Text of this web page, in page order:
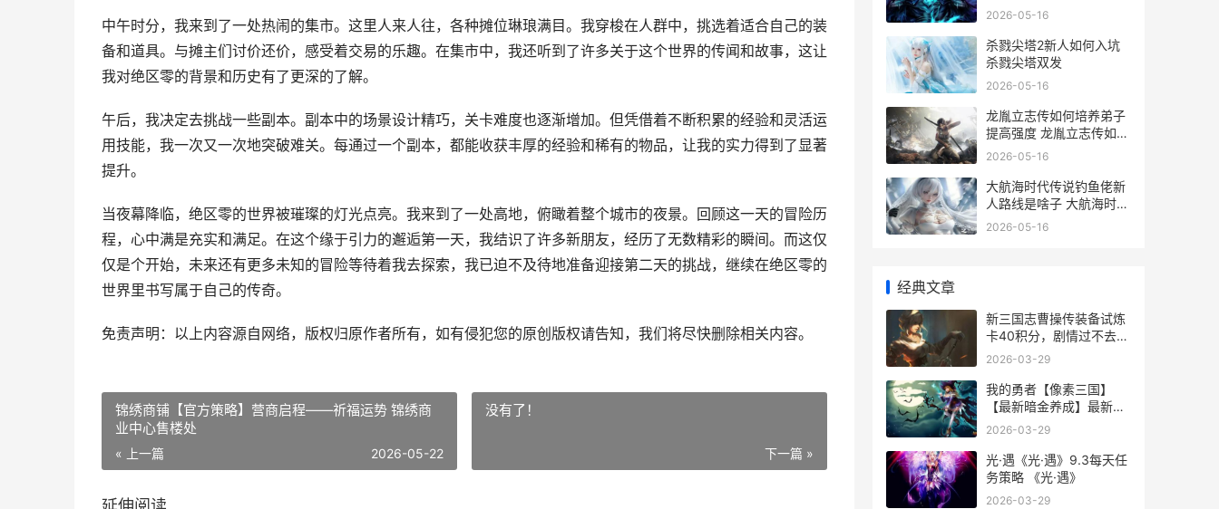
中午时分，我来到了一处热闹的集市。这里人来人往，各种摊位琳琅满目。我穿梭在人群中，挑选着适合自己的装
备和道具。与摊主们讨价还价，感受着交易的乐趣。在集市中，我还听到了许多关于这个世界的传闻和故事，这让
我对绝区零的背景和历史有了更深的了解。
午后，我决定去挑战一些副本。副本中的场景设计精巧，关卡难度也逐渐增加。但凭借着不断积累的经验和灵活运
用技能，我一次又一次地突破难关。每通过一个副本，都能收获丰厚的经验和稀有的物品，让我的实力得到了显著
提升。
当夜幕降临，绝区零的世界被璀璨的灯光点亮。我来到了一处高地，俯瞰着整个城市的夜景。回顾这一天的冒险历
程，心中满是充实和满足。在这个缘于引力的邂逅第一天，我结识了许多新朋友，经历了无数精彩的瞬间。而这仅
仅是个开始，未来还有更多未知的冒险等待着我去探索，我已迫不及待地准备迎接第二天的挑战，继续在绝区零的
世界里书写属于自己的传奇。
免责声明：以上内容源自网络，版权归原作者所有，如有侵犯您的原创版权请告知，我们将尽快删除相关内容。
锦绣商铺【官方策略】营商启程——祈福运势 锦绣商
业中心售楼处
« 上一篇 2026-05-22
没有了！
下一篇 »
图丁的获取方法
2026-05-16
杀戮尖塔2新人如何入坑
杀戮尖塔双发
2026-05-16
龙胤立志传如何培养弟子
提高强度 龙胤立志传如何
攻击城镇
2026-05-16
大航海时代传说钓鱼佬新
人路线是啥子 大航海时代
传说地图
2026-05-16
经典文章
新三国志曹操传装备试炼
卡40积分，剧情过不去如
何办 新三国志曹操传同盟
2026-03-29
我的勇者【像素三国】
【最新暗金养成】最新暗
金养成策略 我的勇者t0
2026-03-29
光·遇《光·遇》9.3每天任
务策略 《光·遇》
2026-03-29